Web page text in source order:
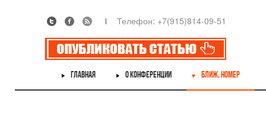
Телефон: +7(915)814-09-51
ГЛАВНАЯ О КОНФЕРЕНЦИИ БЛИЖ. НОМЕР